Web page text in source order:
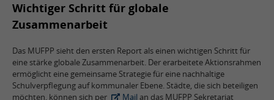
Wichtiger Schritt für globale
Zusammenarbeit
Das MUFPP sieht den ersten Report als einen wichtigen Schritt für
eine stärke globale Zusammenarbeit. Der erarbeitete Aktionsrahmen
ermöglicht eine gemeinsame Strategie für eine nachhaltige
Schulverpflegung auf kommunaler Ebene. Städte, die sich beteiligen
möchten, können sich per
Mail an das MUFPP Sekretariat